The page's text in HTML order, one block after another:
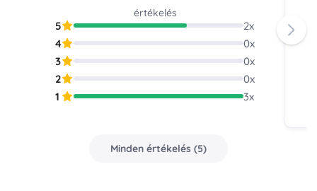
értékelés
5 2x
4
0x
3
0x
2
0x
1
3x
Minden értékelés (5)